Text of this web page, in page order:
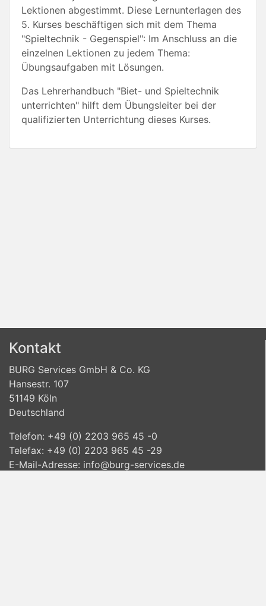
Lektionen abgestimmt. Diese Lernunterlagen des
5. Kurses beschäftigen sich mit dem Thema
"Spieltechnik - Gegenspiel": Im Anschluss an die
einzelnen Lektionen zu jedem Thema:
Übungsaufgaben mit Lösungen.
Das Lehrerhandbuch "Biet- und Spieltechnik
unterrichten" hilft dem Übungsleiter bei der
qualifizierten Unterrichtung dieses Kurses.
Kontakt
BURG Services GmbH & Co. KG
Hansestr. 107
51149 Köln
Deutschland
Telefon: +49 (0) 2203 965 45 -0
Telefax: +49 (0) 2203 965 45 -29
E-Mail-Adresse: info@burg-services.de